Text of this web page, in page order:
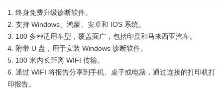
1. 终身免费升级诊断软件。
2. 支持 Windows、鸿蒙、安卓和 IOS 系统。
3. 180 多种适用车型，覆盖面广，包括印度和马来西亚汽车。
4. 附带 U 盘，用于安装 Windows 诊断软件。
5. 100 米内长距离 WIFI 传输。
6. 通过 WIFI 将报告分享到手机、桌子或电脑，通过连接的打印机打
印报告。